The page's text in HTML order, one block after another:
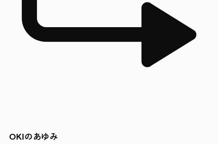
OKIのあゆみ